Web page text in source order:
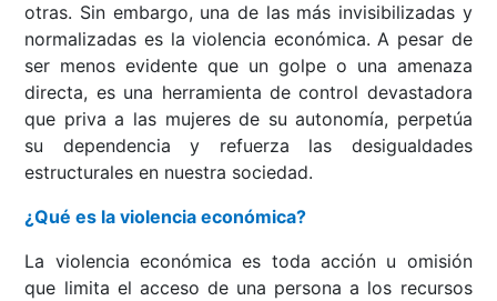
otras. Sin embargo, una de las más invisibilizadas y
normalizadas es la violencia económica. A pesar de
ser menos evidente que un golpe o una amenaza
directa, es una herramienta de control devastadora
que priva a las mujeres de su autonomía, perpetúa
su dependencia y refuerza las desigualdades
estructurales en nuestra sociedad.
¿Qué es la violencia económica?
La violencia económica es toda acción u omisión
que limita el acceso de una persona a los recursos